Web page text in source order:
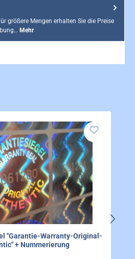
größere Mengen erhalten Sie die Preise
Mehr
"Garantie-Warranty-Original-
+ Nummerierung